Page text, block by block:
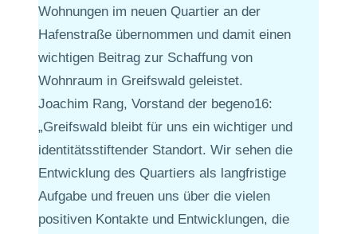
Wohnungen im neuen Quartier an der
Hafenstraße übernommen und damit einen
wichtigen Beitrag zur Schaffung von
Wohnraum in Greifswald geleistet.
Joachim Rang, Vorstand der begeno16:
„Greifswald bleibt für uns ein wichtiger und
identitätsstiftender Standort. Wir sehen die
Entwicklung des Quartiers als langfristige
Aufgabe und freuen uns über die vielen
positiven Kontakte und Entwicklungen, die